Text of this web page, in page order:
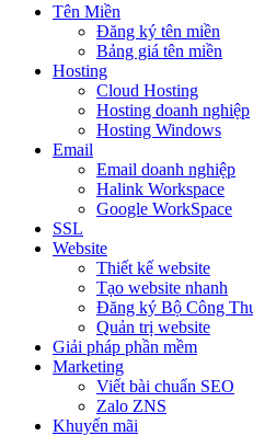
Tên Miền
Đăng ký tên miền
Bảng giá tên miền
Hosting
Cloud Hosting
Hosting doanh nghiệp
Hosting Windows
Email
Email doanh nghiệp
Halink Workspace
Google WorkSpace
SSL
Website
Thiết kế website
Tạo website nhanh
Đăng ký Bộ Công
Quản trị website
Giải pháp phần mềm
Marketing
Viết bài chuẩn SEO
Zalo ZNS
Khuyến mãi